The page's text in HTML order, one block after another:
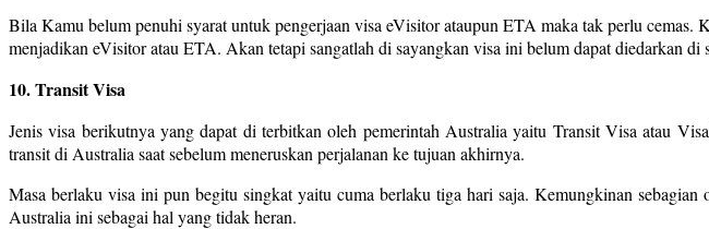
Bila Kamu belum penuhi syarat untuk pengerjaan visa eVisitor ataupun ETA maka tak perlu
menjadikan eVisitor atau ETA. Akan tetapi sangatlah di sayangkan visa ini belum dapat diedarkan di
10. Transit Visa
Jenis visa berikutnya yang dapat di terbitkan oleh pemerintah Australia yaitu Transit Visa atau
transit di Australia saat sebelum meneruskan perjalanan ke tujuan akhirnya.
Masa berlaku visa ini pun begitu singkat yaitu cuma berlaku tiga hari saja. Kemungkinan
Australia ini sebagai hal yang tidak heran.